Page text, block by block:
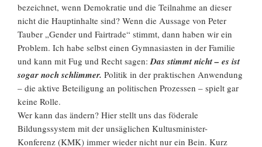
bezeichnet, wenn Demokratie und die Teilnahme an dieser
nicht die Hauptinhalte sind? Wenn die Aussage von Peter
Tauber „Gender und Fairtrade“ stimmt, dann haben wir ein
Problem. Ich habe selbst einen Gymnasiasten in der Familie
und kann mit Fug und Recht sagen: Das stimmt nicht – es ist
sogar noch schlimmer. Politik in der praktischen Anwendung
– die aktive Beteiligung an politischen Prozessen – spielt gar
keine Rolle.
Wer kann das ändern? Hier stellt uns das föderale
Bildungssystem mit der unsäglichen Kultusminister-
Konferenz (KMK) immer wieder nicht nur ein Bein. Kurz